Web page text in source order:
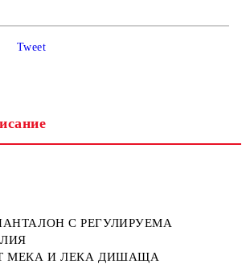
Tweet
С РЕГУЛИРУЕМА
МЕКА И ЛЕКА ДИШАЩА